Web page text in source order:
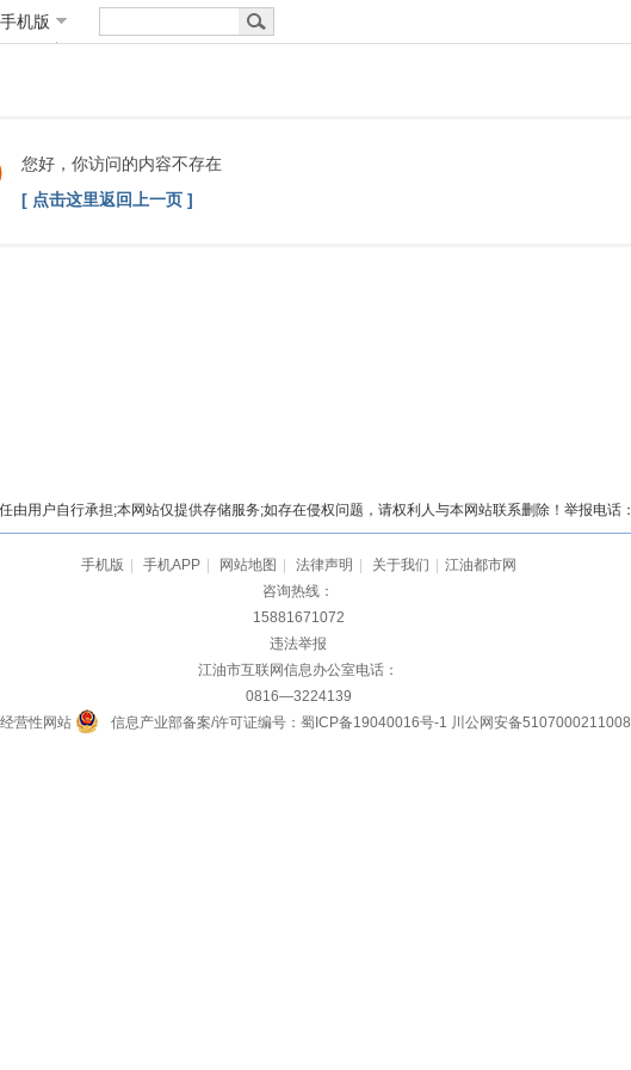
手机版
您好，你访问的内容不存在
[ 点击这里返回上一页 ]
由用户自行承担;本网站仅提供存储服务;如存在侵权问题，请权利人与本网站联系删除！举报电话
手机版 手机APP 网站地图 法律声明 关于我们
江油都市网
咨询热线：
15881671072
违法举报
江油市互联网信息办公室电话：
0816—3224139
营性网站 信息产业部备案/许可证编号：蜀ICP备19040016号-1 川公网安备